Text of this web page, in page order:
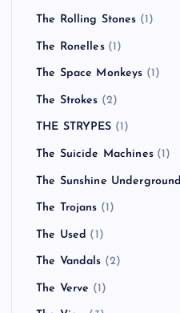
The Rolling Stones (1)
The Ronelles(1)
The Space Monkeys (1)
The Strokes (2)
THE STRYPES (1)
The Suicide Machines(1)
The Sunshine Underground
The Trojans (1)
The Used (1)
The Vandals (2)
The Verve (1)